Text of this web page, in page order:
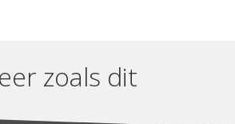
zoals dit